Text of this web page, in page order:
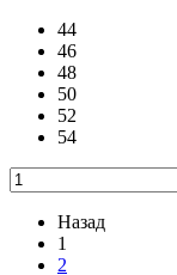
44
46
48
50
52
54
Назад
1
2